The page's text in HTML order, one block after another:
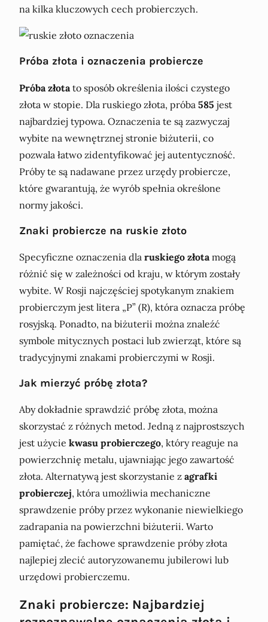
na kilka kluczowych cech probierczych.
Próba złota i oznaczenia probiercze
Próba złota to sposób określenia ilości czystego
złota w stopie. Dla ruskiego złota, próba 585 jest
najbardziej typowa. Oznaczenia te są zazwyczaj
wybite na wewnętrznej stronie biżuterii, co
pozwala łatwo zidentyfikować jej autentyczność.
Próby te są nadawane przez urzędy probiercze,
które gwarantują, że wyrób spełnia określone
normy jakości.
Znaki probiercze na ruskie złoto
Specyficzne oznaczenia dla ruskiego złota mogą
różnić się w zależności od kraju, w którym zostały
wybite. W Rosji najczęściej spotykanym znakiem
probierczym jest litera „Р” (R), która oznacza próbę
rosyjską. Ponadto, na biżuterii można znaleźć
symbole mitycznych postaci lub zwierząt, które są
tradycyjnymi znakami probierczymi w Rosji.
Jak mierzyć próbę złota?
Aby dokładnie sprawdzić próbę złota, można
skorzystać z różnych metod. Jedną z najprostszych
jest użycie kwasu probierczego, który reaguje na
powierzchnię metalu, ujawniając jego zawartość
złota. Alternatywą jest skorzystanie z agrafki
probierczej, która umożliwia mechaniczne
sprawdzenie próby przez wykonanie niewielkiego
zadrapania na powierzchni biżuterii. Warto
pamiętać, że fachowe sprawdzenie próby złota
najlepiej zlecić autoryzowanemu jubilerowi lub
urzędowi probierczemu.
Znaki probiercze: Najbardziej